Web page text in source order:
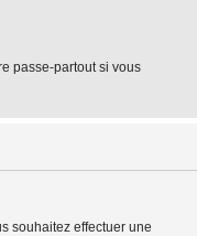
passe-partout si vous
souhaitez effectuer une